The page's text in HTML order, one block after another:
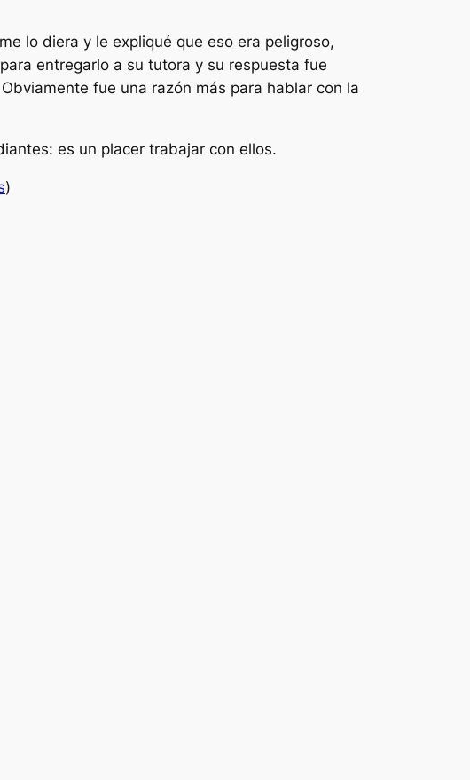
lo diera y le expliqué que eso era peligroso,
entregarlo a su tutora y su respuesta fue
fue una razón más para hablar con la
es un placer trabajar con ellos.
)